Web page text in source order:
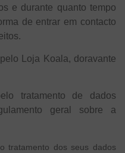
e durante quanto tempo
de entrar em contacto
Loja Koala, doravante
tratamento de dados
geral sobre a
tratamento dos seus dados